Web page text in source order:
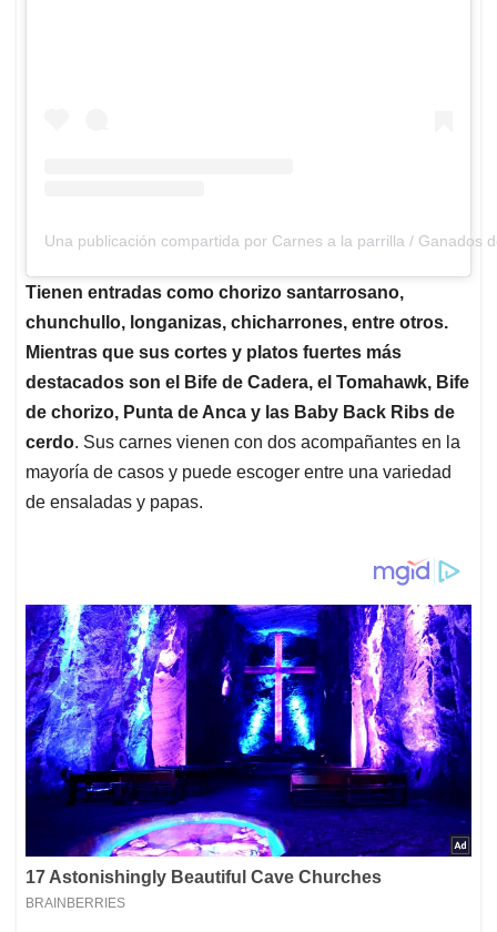
Una publicación compartida por Carnes a la parrilla / Ganados
Tienen entradas como chorizo santarrosano,
chunchullo, longanizas, chicharrones, entre otros.
Mientras que sus cortes y platos fuertes más
destacados son el Bife de Cadera, el Tomahawk, Bife
de chorizo, Punta de Anca y las Baby Back Ribs de
cerdo. Sus carnes vienen con dos acompañantes en la
mayoría de casos y puede escoger entre una variedad
de ensaladas y papas.